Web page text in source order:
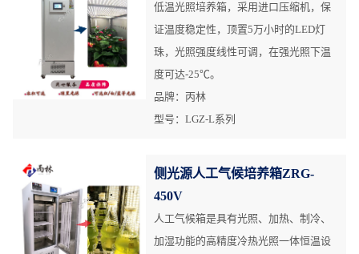
低温光照培养箱，采用进口压缩机，保
证温度稳定性，顶置5万小时的LED灯
珠，光照强度线性可调，在强光照下温
度可达-25℃。
品牌：丙林
型号：LGZ-L系列
侧光源人工气候培养箱ZRG-
450V
人工气候箱是具有光照、加热、制冷、
加湿功能的高精度冷热光照一体恒温设